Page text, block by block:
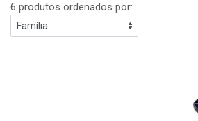
6 produtos ordenados por: